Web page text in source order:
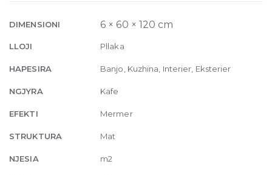
Matte
60
x
quantity
DIMENSIONI 6 × 60 × 120 cm
LLOJI Pllaka
HAPESIRA Banjo, Kuzhina, Interier, Eksterier
NGJYRA Kafe
EFEKTI Mermer
STRUKTURA Mat
NJESIA m2